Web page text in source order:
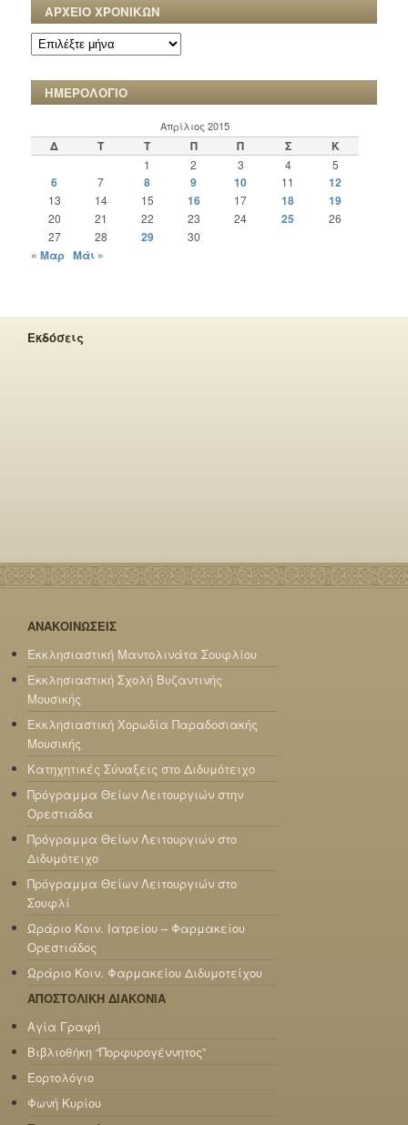
ΑΡΧΕΙΟ ΧΡΟΝΙΚΩΝ
ΑΡΧΕΙΟ
ΧΡΟΝΙΚΩΝ
ΗΜΕΡΟΛΟΓΙΟ
Απρίλιος 2015
Δ Τ Τ Π Π Σ Κ
1 2 3 4 5
6 7 8 9 10 11 12
13 14 15 16 17 18 19
20 21 22 23 24 25
26
27
28 29 30
« Μαρ Μάι »
Εκδόσεις
ΑΝΑΚΟΙΝΩΣΕΙΣ
Εκκλησιαστική Μαντολινάτα Σουφλίου
Εκκλησιαστική Σχολή Βυζαντινής
Μουσικής
Εκκλησιαστική Χορωδία Παραδοσιακής
Μουσικής
Κατηχητικές Σύναξεις στο Διδυμότειχο
Πρόγραμμα Θείων Λειτουργιών στην
Ορεστιάδα
Πρόγραμμα Θείων Λειτουργιών στο
Διδυμότειχο
Πρόγραμμα Θείων Λειτουργιών στο
Σουφλί
Ωράριο Κοιν. Ιατρείου – Φαρμακείου
Ορεστιάδος
Ωράριο Κοιν. Φαρμακείου Διδυμοτείχου
ΑΠΟΣΤΟΛΙΚΗ ΔΙΑΚΟΝΙΑ
Αγία Γραφή
Βιβλιοθήκη “Πορφυρογέννητος”
Εορτολόγιο
Φωνή Κυρίου